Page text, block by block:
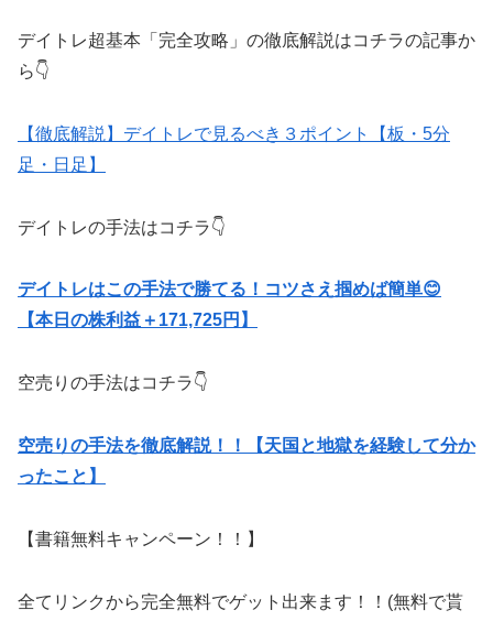
デイトレ超基本「完全攻略」の徹底解説はコチラの記事か
ら👇
【徹底解説】デイトレで見るべき３ポイント【板・5分
足・日足】
デイトレの手法はコチラ👇
デイトレはこの手法で勝てる！コツさえ掴めば簡単😊
【本日の株利益＋171,725円】
空売りの手法はコチラ👇
空売りの手法を徹底解説！！【天国と地獄を経験して分か
ったこと】
【書籍無料キャンペーン！！】
全てリンクから完全無料でゲット出来ます！！(無料で貰